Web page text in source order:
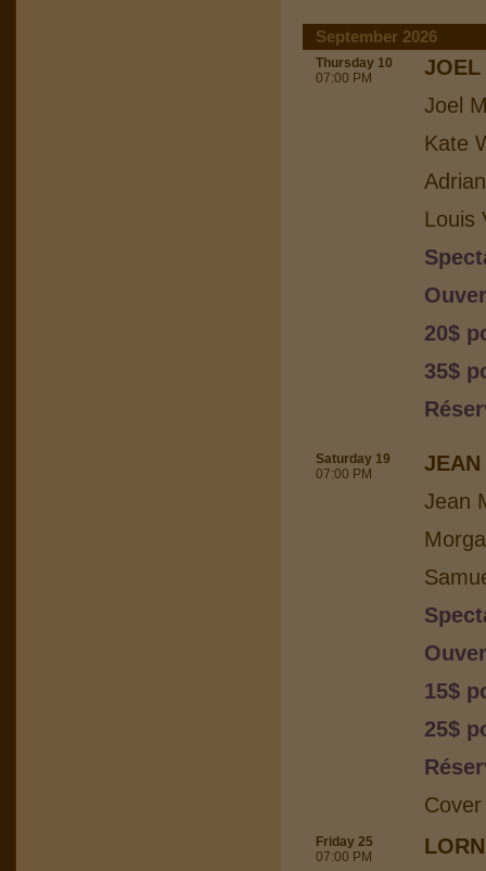
September 2026
Thursday 10
07:00 PM
JOEL
Joel
Kate
Louis
20$
35$
Saturday 19
07:00 PM
JEAN
Jean
15$
25$
Friday 25
07:00 PM